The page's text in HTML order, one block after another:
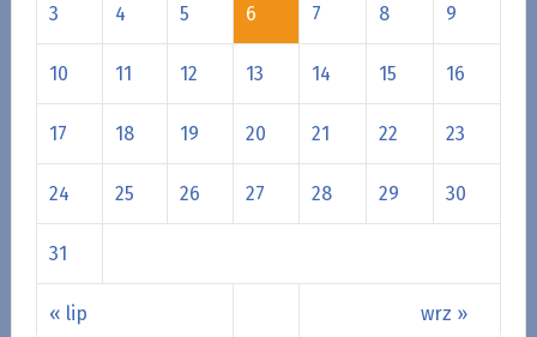
« lip wrz »
3 4 5 6 7 8 9
10 11 12 13 14 15 16
17 18 19 20 21 22 23
24 25 26 27 28 29 30
31